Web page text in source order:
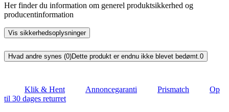
Her finder du information om generel produktsikkerhed og
producentinformation
Vis sikkerhedsoplysninger
Hvad andre synes (0)Dette produkt er endnu ikke blevet bedømt.0
Klik & Hent Annoncegaranti Prismatch
Op
til 30 dages returret